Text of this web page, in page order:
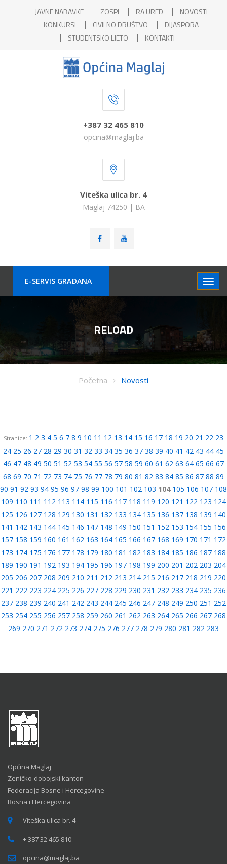
JAVNE NABAVKE ZOSPI RA URED
NOVOSTI
KONKURSI
CIVILNO DRUŠTVO
DIJASPORA
STUDENTSKO LJETO
KONTAKTI
+387 32 465 810
opcina@maglaj.ba
Viteška ulica br. 4
Maglaj 74250 | BA
E-SERVIS GRAÐANA
RELOAD
Početna Novosti
Stranice: 1 2 3 4 5 6 7 8 9 10 11 12 13 14 15 16 17 18 19 20 21 22 23
24 25 26 27 28 29 30 31 32 33 34 35 36 37 38 39 40 41 42 43 44 45
46 47 48 49 50 51 52 53 54 55 56 57 58 59 60 61 62 63 64 65 66 67
68 69 70 71 72 73 74 75 76 77 78 79 80 81 82 83 84 85 86 87 88 89
90 91 92 93 94 95 96 97 98 99 100 101 102 103 104 105 106 107 108
109 110 111 112 113 114 115 116 117 118 119 120 121 122 123 124
125 126 127 128 129 130 131 132 133 134 135 136 137 138 139 140
141 142 143 144 145 146 147 148 149 150 151 152 153 154 155 156
157 158 159 160 161 162 163 164 165 166 167 168 169 170 171 172
173 174 175 176 177 178 179 180 181 182 183 184 185 186 187 188
189 190 191 192 193 194 195 196 197 198 199 200 201 202 203 204
205 206 207 208 209 210 211 212 213 214 215 216 217 218 219 220
221 222 223 224 225 226 227 228 229 230 231 232 233 234 235 236
237 238 239 240 241 242 243 244 245 246 247 248 249 250 251 252
253 254 255 256 257 258 259 260 261 262 263 264 265 266 267 268
269 270 271 272 273 274 275 276 277 278 279 280 281 282 283
Općina Maglaj
Zeničko-dobojski kanton
Federacija Bosne i Hercegovine
Bosna i Hercegovina
Viteška ulica br. 4
+ 387 32 465 810
opcina@maglaj.ba